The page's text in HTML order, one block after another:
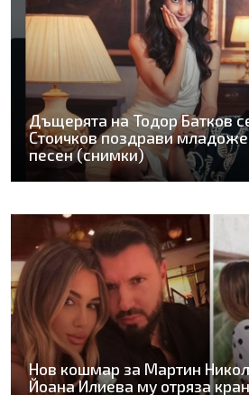
Дъщерята на Тодор Батков
Стоичков поздрави
песен (снимки)
Нов кошмар за Мартин
Йоана Илиева му отряза